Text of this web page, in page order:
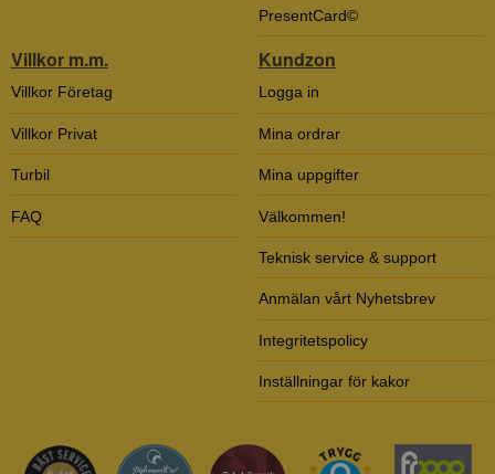
PresentCard©
Villkor m.m.
Villkor Företag
Villkor Privat
Turbil
FAQ
Kundzon
Logga in
Mina ordrar
Mina uppgifter
Välkommen!
Teknisk service & support
Anmälan vårt Nyhetsbrev
Integritetspolicy
Inställningar för kakor